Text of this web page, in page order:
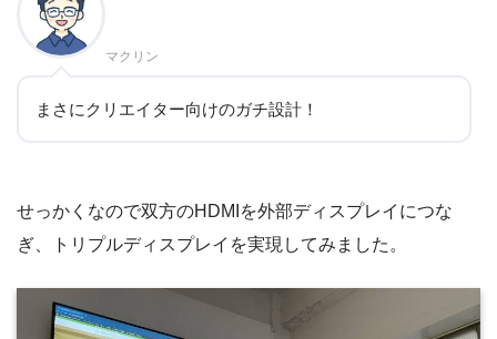
マクリン
まさにクリエイター向けのガチ設計！
せっかくなので双方のHDMIを外部ディスプレイにつな
ぎ、トリプルディスプレイを実現してみました。